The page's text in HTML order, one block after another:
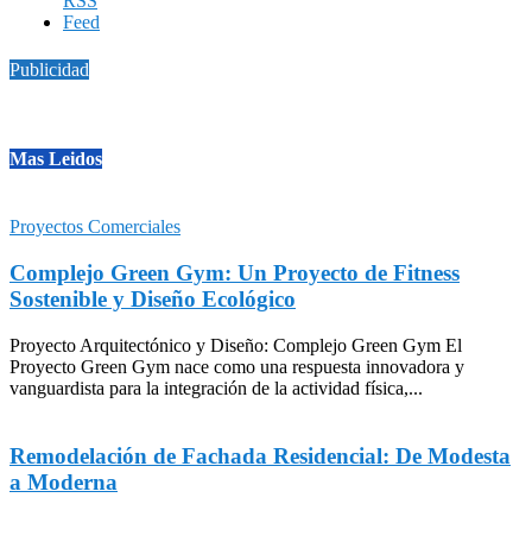
Publicidad
Mas Leidos
Proyectos Comerciales
Complejo Green Gym: Un Proyecto de Fitness
Sostenible y Diseño Ecológico
Proyecto Arquitectónico y Diseño: Complejo Green Gym El
Proyecto Green Gym nace como una respuesta innovadora y
vanguardista para la integración de la actividad física,...
Remodelación de Fachada Residencial: De Modesta
a Moderna